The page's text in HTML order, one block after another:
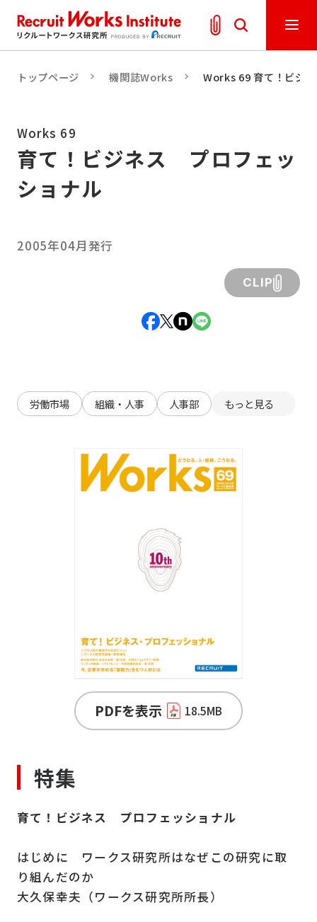
トップページ 機関誌Works Works 69 育て！ビジ
Works 69
育て！ビジネス プロフェッ
ショナル
2005年04月発行
CLIP
労働市場 組織・人事 人事部 もっと見る
PDFを表示 18.5MB
特集
育て！ビジネス プロフェッショナル
はじめに ワークス研究所はなぜこの研究に取
り組んだのか
大久保幸夫（ワークス研究所所長）